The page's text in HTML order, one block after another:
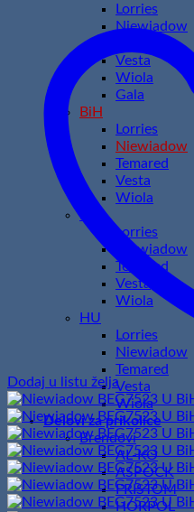
Lorries
Niewiadow
Vesta
Wiola
Gala
BiH
Lorries
Niewiadow
Temared
Vesta
Wiola
HR
Lorries
Niewiadow
Temared
Vesta
Wiola
HU
Lorries
Niewiadow
Temared
Vesta
Wiola
Delovi za prikolice
Brendovi
AL-KO
ASPOCK
FRISTOM
HORPOL
Dodaj u listu želja